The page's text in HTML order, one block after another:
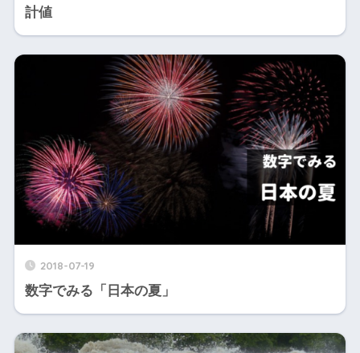
計値
2018-07-19
数字でみる「日本の夏」